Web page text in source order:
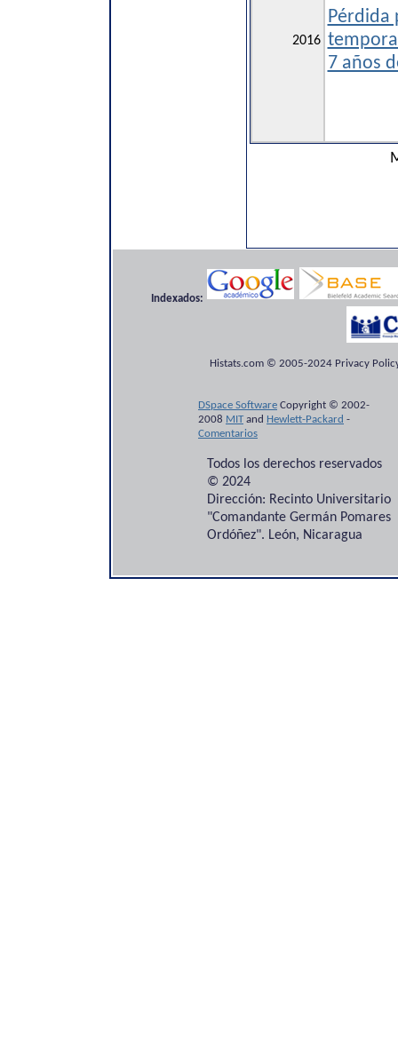
2016
Pérdida
7 años
Indexados:
Histats.com © 2005-2024 Privacy
DSpace Software Copyright © 2002-
2008 MITand Hewlett-Packard -
Comentarios
Todos los derechos reservados
© 2024
Dirección: Recinto Universitario
"Comandante Germán Pomares
Ordóñez". León, Nicaragua